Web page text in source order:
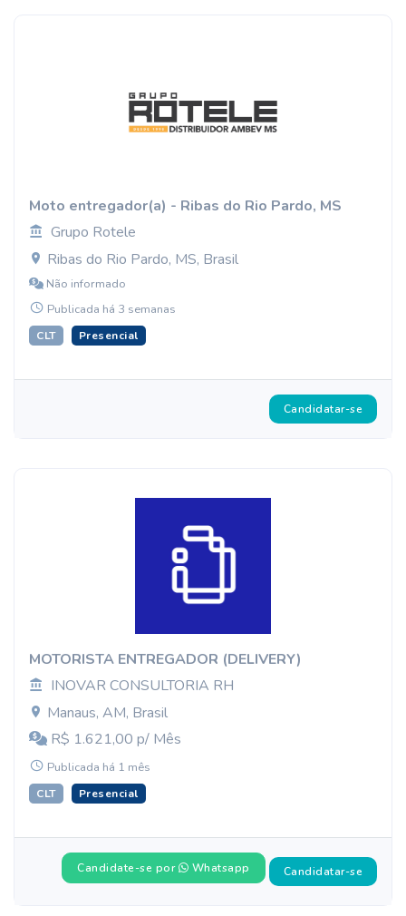
Moto entregador(a) - Ribas do Rio Pardo, MS
Grupo Rotele
Ribas do Rio Pardo, MS, Brasil
Não informado
Publicada há 3 semanas
CLT Presencial
Candidatar-se
MOTORISTA ENTREGADOR (DELIVERY)
INOVAR CONSULTORIA RH
Manaus, AM, Brasil
R$ 1.621,00 p/ Mês
Publicada há 1 mês
CLT Presencial
Candidate-se por Whatsapp Candidatar-se